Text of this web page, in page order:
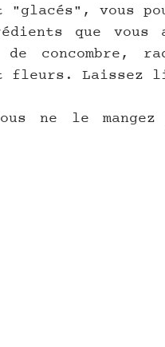
vous
que vous
concombre,
fleurs. Laissez
ne le mangez